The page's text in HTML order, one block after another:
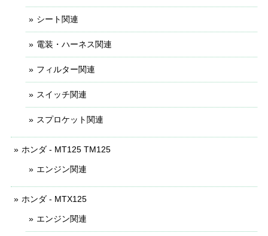
シート関連
電装・ハーネス関連
フィルター関連
スイッチ関連
スプロケット関連
ホンダ - MT125 TM125
エンジン関連
ホンダ - MTX125
エンジン関連